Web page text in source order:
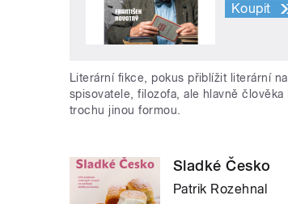
Koupit
Literární fikce, pokus přiblížit literární
spisovatele, filozofa, ale hlavně člověka
trochu jinou formou.
Sladké Česko
Patrik Rozehnal